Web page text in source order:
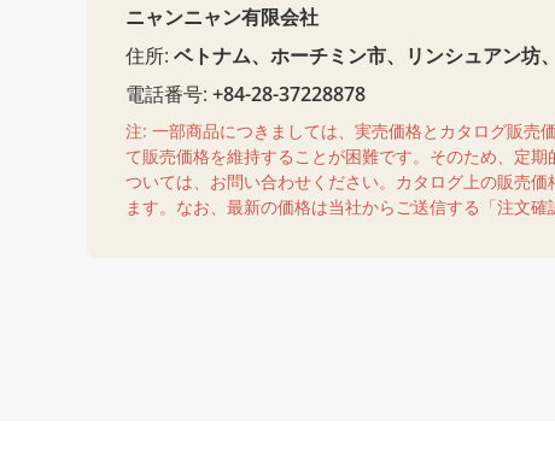
ニャンニャン有限会社
住所: ベトナム、ホーチミン市、リンシュアン坊
電話番号: +84-28-37228878
注: 一部商品につきましては、実売価格とカタログ販売
て販売価格を維持することが困難です。そのため、定
ついては、お問い合わせください。カタログ上の販売
ます。なお、最新の価格は当社からご送信する「注文確